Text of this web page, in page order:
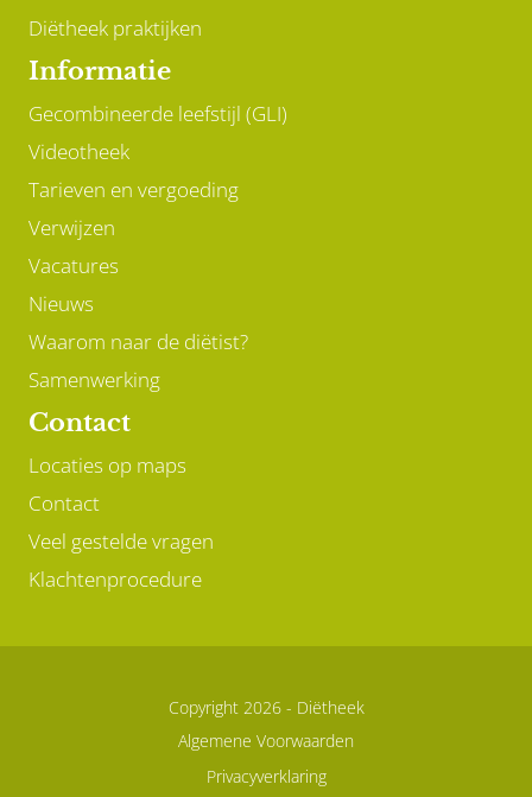
Diëtheek praktijken
Informatie
Gecombineerde leefstijl (GLI)
Videotheek
Tarieven en vergoeding
Verwijzen
Vacatures
Nieuws
Waarom naar de diëtist?
Samenwerking
Contact
Locaties op maps
Contact
Veel gestelde vragen
Klachtenprocedure
Copyright 2026 - Diëtheek
Algemene Voorwaarden
Privacyverklaring